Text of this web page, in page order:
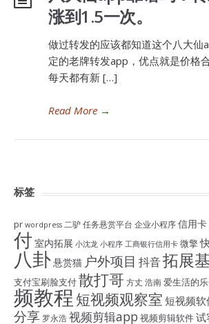
涨到1.5一次。
做过转发的应该都知道这个八大仙
定的老牌转发app，优点就是价格
每天都有新 […]
Read More →
标签
pr wordpress 二驴任务悬赏平台 企业小程序信用卡
付 室内拓展 小沈龙 小程序 工商银行信用卡 微擎
八卦悬赏猫 户外项目 抖音拓展
支付宝刷脸支付散打哥 方丈 浩南爱生活的
频教程 短视频观察室 短视频软
分享 罗永浩视频剪辑app 视频剪辑软件试